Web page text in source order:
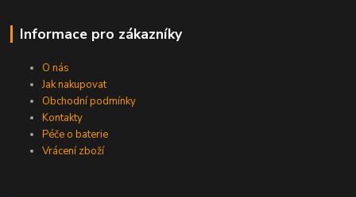
Informace pro zákazníky
O nás
Jak nakupovat
Obchodní podmínky
Kontakty
Péče o baterie
Vrácení zboží